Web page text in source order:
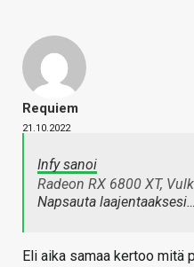
Requiem
21.10.2022
Infy sanoi
Radeon RX 6800 XT,
Napsauta laajentaaksesi…
Eli aika samaa kertoo mitä